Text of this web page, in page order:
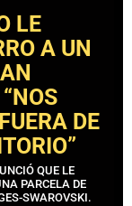
LE
A UN
DE
QUE LE
PARCELA DE
SWAROVSKI.